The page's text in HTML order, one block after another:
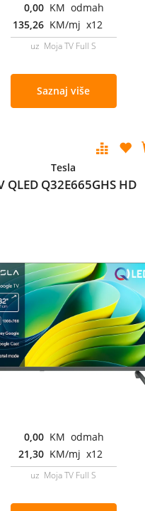
0,00 KM odmah
135,26 KM/mj x12
uz Moja TV Full S
Saznaj više
Tesla
QLED Q32E665GHS HD
0,00 KM odmah
21,30 KM/mj x12
uz Moja TV Full S